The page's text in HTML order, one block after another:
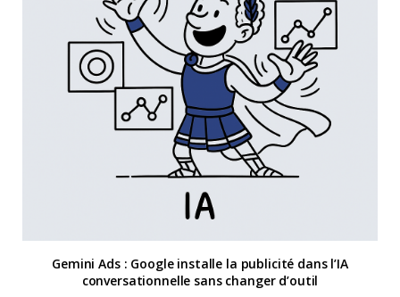
Gemini Ads : Google installe la publicité dans l’IA
conversationnelle sans changer d’outil